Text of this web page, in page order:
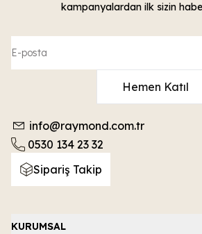
kampanyalardan ilk sizin
Hemen Katıl
info@raymond.com.tr
0530 134 23 32
Sipariş Takip
KURUMSAL